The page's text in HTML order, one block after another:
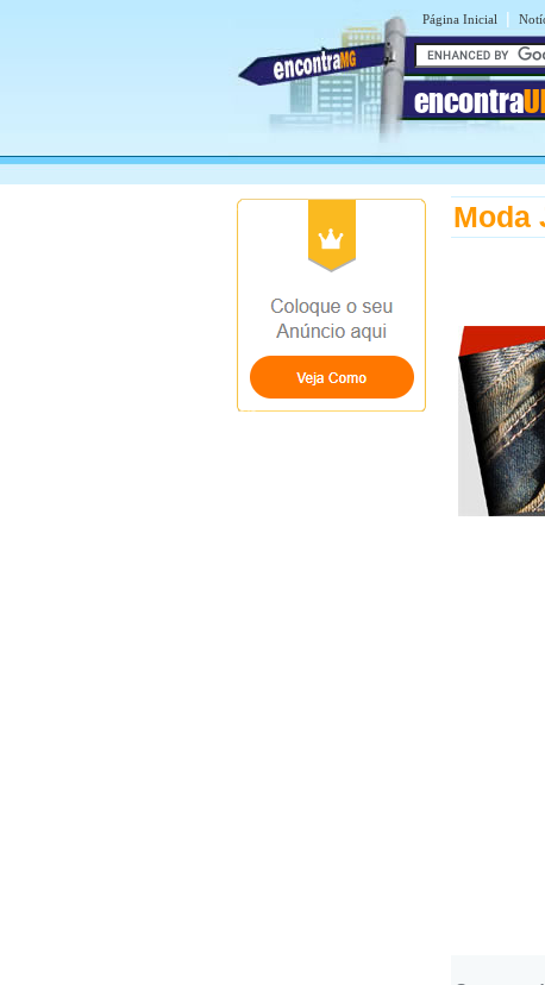
Página Inicial |
encontra
Moda